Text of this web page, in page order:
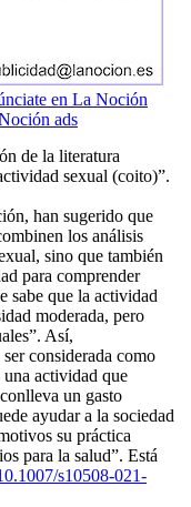
en La Noción
ads
de la literatura
sexual (coito)”.
han sugerido que
los análisis
sino que también
para comprender
sabe que la actividad
moderada, pero
Así,
considerada como
actividad que
un gasto
ayudar a la sociedad
su práctica
para la salud”. Está
s10508-021-